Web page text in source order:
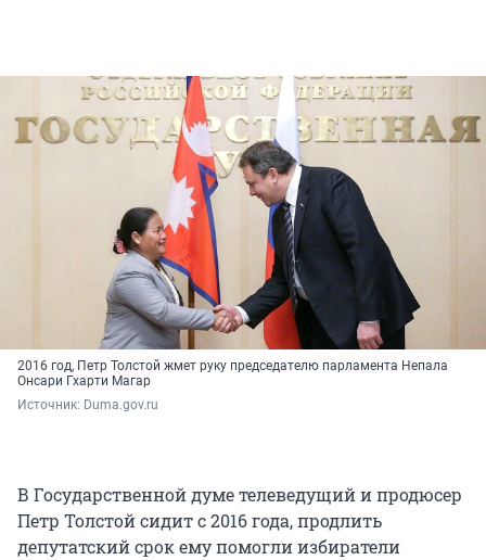
2016 год, Петр Толстой жмет руку председателю парламента Непала
Онсари Гхарти Магар
Источник: Duma.gov.ru
В Государственной думе телеведущий и продюсер
Петр Толстой сидит с 2016 года, продлить
депутатский срок ему помогли избиратели